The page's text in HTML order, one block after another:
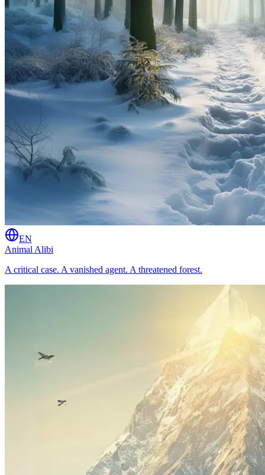
EN
Animal Alibi
A critical case. A vanished agent. A threatened forest.